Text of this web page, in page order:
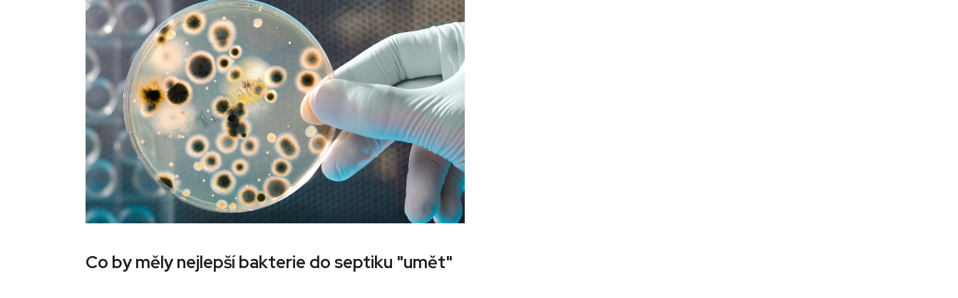
Co by měly nejlepší bakterie do septiku "umět"